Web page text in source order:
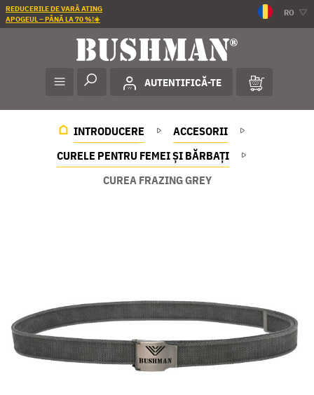
REDUCERILE DE VARĂ ATING
APOGEUL – PÂNĂ LA 70 %!☀️
RO
AUTENTIFICĂ-TE
INTRODUCERE
ACCESORII
CURELE PENTRU FEMEI ȘI BĂRBAȚI
CUREA FRAZING GREY